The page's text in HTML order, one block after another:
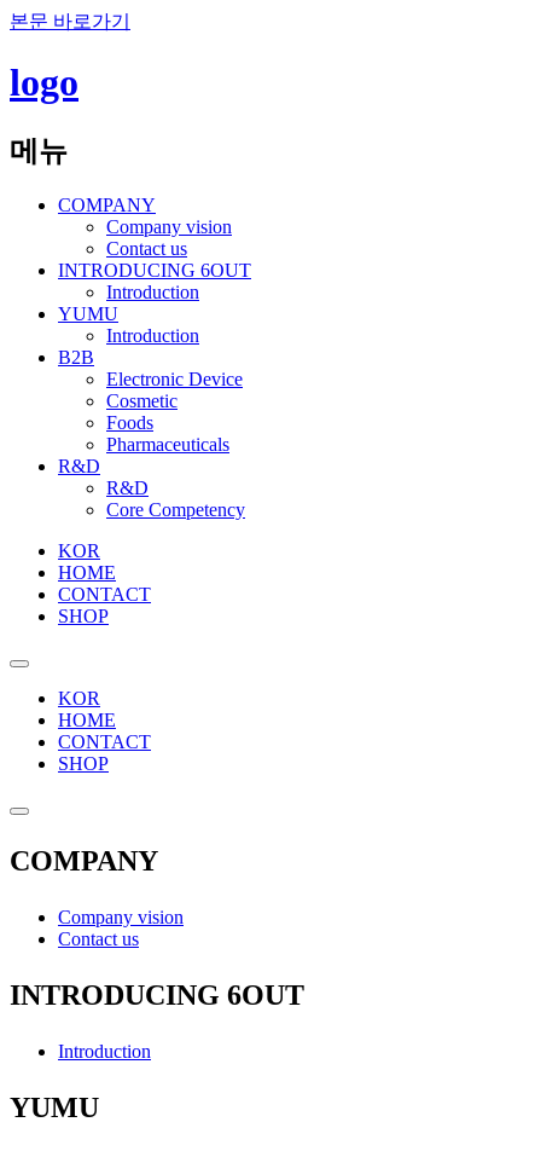
본문 바로가기
logo
메뉴
COMPANY
Company vision
Contact us
INTRODUCING 6OUT
Introduction
YUMU
Introduction
B2B
Electronic Device
Cosmetic
Foods
Pharmaceuticals
R&D
R&D
Core Competency
KOR
HOME
CONTACT
SHOP
KOR
HOME
CONTACT
SHOP
COMPANY
Company vision
Contact us
INTRODUCING 6OUT
Introduction
YUMU